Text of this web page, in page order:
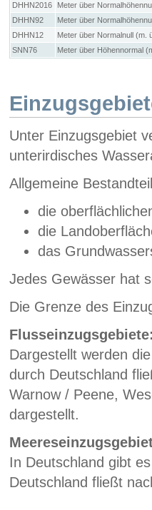
DHHN2016
Meter über
DHHN92
Meter über
DHHN12
Meter über Normalnull (m.
SNN76
Meter über Höhennormal
Unter Einzugsgebiet
unterirdisches
Allgemeine
die
die
das
Jedes Gewässer hat
Die Grenze des
Dargestellt werden
durch Deutschland
Warnow / Peene,
dargestellt.
In Deutschland gibt
Deutschland fließt